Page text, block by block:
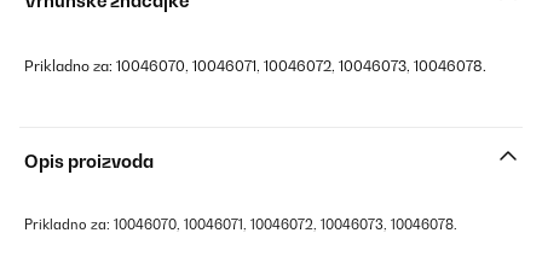
Prikladno za: 10046070, 10046071, 10046072, 10046073, 10046078.
Opis proizvoda
Prikladno za: 10046070, 10046071, 10046072, 10046073, 10046078.